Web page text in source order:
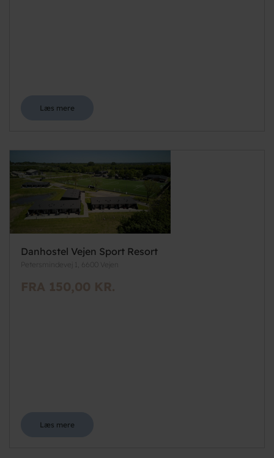
Læs mere
Danhostel Vejen Sport Resort
Petersmindevej 1, 6600 Vejen
FRA 150,00 KR.
Læs mere